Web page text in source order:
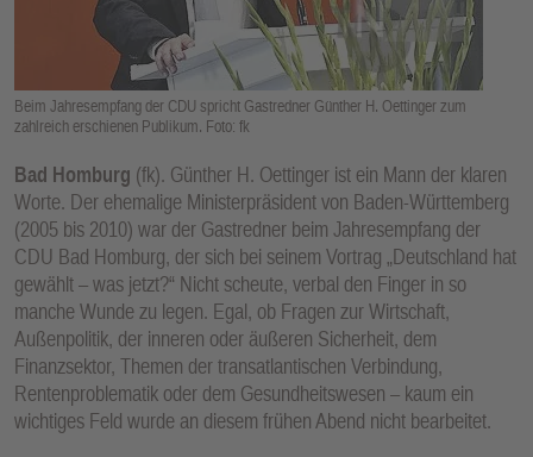
Beim Jahresempfang der CDU spricht Gastredner Günther H. Oettinger zum
zahlreich erschienen Publikum. Foto: fk
Bad Homburg (fk). Günther H. Oettinger ist ein Mann der klaren
Worte. Der ehemalige Ministerpräsident von Baden-Württemberg
(2005 bis 2010) war der Gastredner beim Jahresempfang der
CDU Bad Homburg, der sich bei seinem Vortrag „Deutschland hat
gewählt – was jetzt?“ Nicht scheute, verbal den Finger in so
manche Wunde zu legen. Egal, ob Fragen zur Wirtschaft,
Außenpolitik, der inneren oder äußeren Sicherheit, dem
Finanzsektor, Themen der transatlantischen Verbindung,
Rentenproblematik oder dem Gesundheitswesen – kaum ein
wichtiges Feld wurde an diesem frühen Abend nicht bearbeitet.